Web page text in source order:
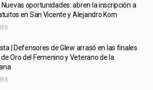
oportunidades: abren la inscripción a
en San Vicente y Alejandro Korn
| Defensores de Glew arrasó en las finales
Oro del Femenino y Veterano de la